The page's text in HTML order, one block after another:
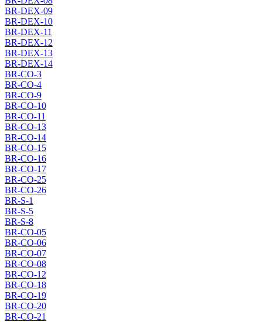
BR-DEX-09
BR-DEX-10
BR-DEX-11
BR-DEX-12
BR-DEX-13
BR-DEX-14
BR-CO-3
BR-CO-4
BR-CO-9
BR-CO-10
BR-CO-11
BR-CO-13
BR-CO-14
BR-CO-15
BR-CO-16
BR-CO-17
BR-CO-25
BR-CO-26
BR-S-1
BR-S-5
BR-S-8
BR-CO-05
BR-CO-06
BR-CO-07
BR-CO-08
BR-CO-12
BR-CO-18
BR-CO-19
BR-CO-20
BR-CO-21